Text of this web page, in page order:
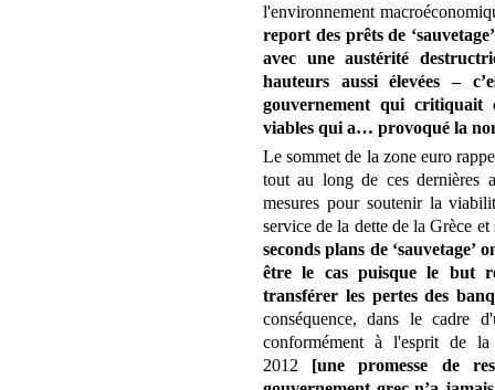
l'environnement
report des prêts de
avec une austérité
hauteurs aussi élevées –
gouvernement qui critiquait
viables qui a… provoqué la
Le sommet de la zone euro
tout au long de ces dernières
mesures pour soutenir la
service de la dette de la Grèce
seconds plans de ‘sauvetage’
être le cas puisque le but
transférer les pertes des
conséquence, dans le cadre
conformément à l'esprit de
2012 [une promesse de